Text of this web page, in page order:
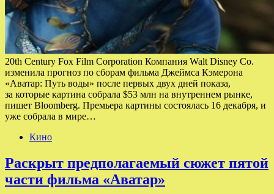
20th Century Fox Film Corporation Компания Walt Disney Co.
изменила прогноз по сборам фильма Джеймса Кэмерона
«Аватар: Путь воды» после первых двух дней показа,
за которые картина собрала $53 млн на внутреннем рынке,
пишет Bloomberg. Премьера картины состоялась 16 декабря, и
уже собрала в мире…
Кино
Раскрыт предполагаемый сюжет пятой
части фильма «Аватар»